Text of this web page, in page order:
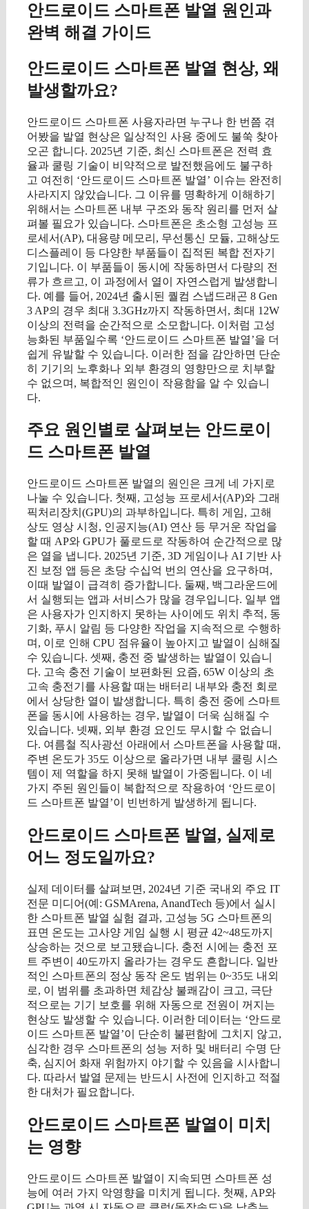
안드로이드 스마트폰 발열 원인과
완벽 해결 가이드
안드로이드 스마트폰 발열 현상, 왜
발생할까요?
안드로이드 스마트폰 사용자라면 누구나 한 번쯤 겪
어봤을 발열 현상은 일상적인 사용 중에도 불쑥 찾아
오곤 합니다. 2025년 기준, 최신 스마트폰은 전력 효
율과 쿨링 기술이 비약적으로 발전했음에도 불구하
고 여전히 ‘안드로이드 스마트폰 발열’ 이슈는 완전히
사라지지 않았습니다. 그 이유를 명확하게 이해하기
위해서는 스마트폰 내부 구조와 동작 원리를 먼저 살
펴볼 필요가 있습니다. 스마트폰은 초소형 고성능 프
로세서(AP), 대용량 메모리, 무선통신 모듈, 고해상도
디스플레이 등 다양한 부품들이 집적된 복합 전자기
기입니다. 이 부품들이 동시에 작동하면서 다량의 전
류가 흐르고, 이 과정에서 열이 자연스럽게 발생합니
다. 예를 들어, 2024년 출시된 퀄컴 스냅드래곤 8 Gen
3 AP의 경우 최대 3.3GHz까지 작동하면서, 최대 12W
이상의 전력을 순간적으로 소모합니다. 이처럼 고성
능화된 부품일수록 ‘안드로이드 스마트폰 발열’을 더
쉽게 유발할 수 있습니다. 이러한 점을 감안하면 단순
히 기기의 노후화나 외부 환경의 영향만으로 치부할
수 없으며, 복합적인 원인이 작용함을 알 수 있습니
다.
주요 원인별로 살펴보는 안드로이
드 스마트폰 발열
안드로이드 스마트폰 발열의 원인은 크게 네 가지로
나눌 수 있습니다. 첫째, 고성능 프로세서(AP)와 그래
픽처리장치(GPU)의 과부하입니다. 특히 게임, 고해
상도 영상 시청, 인공지능(AI) 연산 등 무거운 작업을
할 때 AP와 GPU가 풀로드로 작동하여 순간적으로 많
은 열을 냅니다. 2025년 기준, 3D 게임이나 AI 기반 사
진 보정 앱 등은 초당 수십억 번의 연산을 요구하며,
이때 발열이 급격히 증가합니다. 둘째, 백그라운드에
서 실행되는 앱과 서비스가 많을 경우입니다. 일부 앱
은 사용자가 인지하지 못하는 사이에도 위치 추적, 동
기화, 푸시 알림 등 다양한 작업을 지속적으로 수행하
며, 이로 인해 CPU 점유율이 높아지고 발열이 심해질
수 있습니다. 셋째, 충전 중 발생하는 발열이 있습니
다. 고속 충전 기술이 보편화된 요즘, 65W 이상의 초
고속 충전기를 사용할 때는 배터리 내부와 충전 회로
에서 상당한 열이 발생합니다. 특히 충전 중에 스마트
폰을 동시에 사용하는 경우, 발열이 더욱 심해질 수
있습니다. 넷째, 외부 환경 요인도 무시할 수 없습니
다. 여름철 직사광선 아래에서 스마트폰을 사용할 때,
주변 온도가 35도 이상으로 올라가면 내부 쿨링 시스
템이 제 역할을 하지 못해 발열이 가중됩니다. 이 네
가지 주된 원인들이 복합적으로 작용하여 ‘안드로이
드 스마트폰 발열’이 빈번하게 발생하게 됩니다.
안드로이드 스마트폰 발열, 실제로
어느 정도일까요?
실제 데이터를 살펴보면, 2024년 기준 국내외 주요 IT
전문 미디어(예: GSMArena, AnandTech 등)에서 실시
한 스마트폰 발열 실험 결과, 고성능 5G 스마트폰의
표면 온도는 고사양 게임 실행 시 평균 42~48도까지
상승하는 것으로 보고됐습니다. 충전 시에는 충전 포
트 주변이 40도까지 올라가는 경우도 흔합니다. 일반
적인 스마트폰의 정상 동작 온도 범위는 0~35도 내외
로, 이 범위를 초과하면 체감상 불쾌감이 크고, 극단
적으로는 기기 보호를 위해 자동으로 전원이 꺼지는
현상도 발생할 수 있습니다. 이러한 데이터는 ‘안드로
이드 스마트폰 발열’이 단순히 불편함에 그치지 않고,
심각한 경우 스마트폰의 성능 저하 및 배터리 수명 단
축, 심지어 화재 위험까지 야기할 수 있음을 시사합니
다. 따라서 발열 문제는 반드시 사전에 인지하고 적절
한 대처가 필요합니다.
안드로이드 스마트폰 발열이 미치
는 영향
안드로이드 스마트폰 발열이 지속되면 스마트폰 성
능에 여러 가지 악영향을 미치게 됩니다. 첫째, AP와